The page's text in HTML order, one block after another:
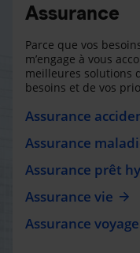
Assurance
Parce que vos
m’engage à vous
meilleures solutions
besoins et de vos
Assurance
Assurance
Assurance prêt
Assurance vie
Assurance voyage